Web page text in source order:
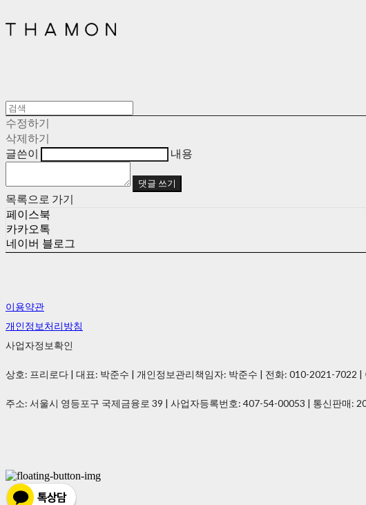
수정하기
삭제하기
글쓴이
내용
댓글 쓰기
목록으로 가기
페이스북
카카오톡
네이버 블로그
이용약관
개인정보처리방침
사업자정보확인
상호: 프리로다 | 대표: 박준수 | 개인정보관리책임자: 박준수 | 전화: 010-2021-7022 |
주소: 서울시 영등포구 국제금융로 39 | 사업자등록번호: 407-54-00053 | 통신판매: